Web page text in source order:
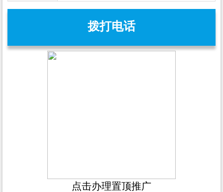
拨打电话
点击办理置顶推广